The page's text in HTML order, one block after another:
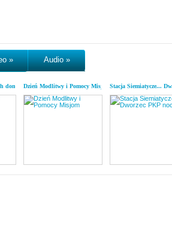
» Audio »
domówDzień Modlitwy i Pomocy MisjomStacja Siemiatycze...